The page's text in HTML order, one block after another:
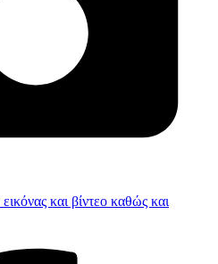
και βίντεο καθώς και